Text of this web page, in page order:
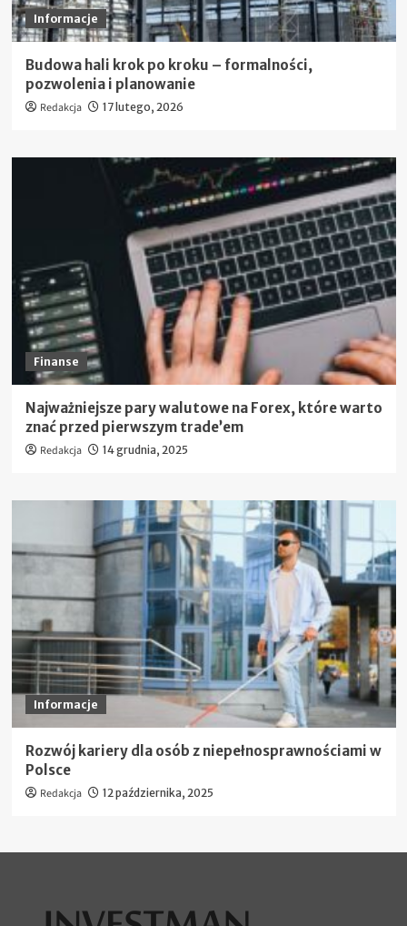
Informacje
Budowa hali krok po kroku – formalności,
pozwolenia i planowanie
Redakcja 17 lutego, 2026
Finanse
Najważniejsze pary walutowe na Forex, które warto
znać przed pierwszym trade’em
Redakcja 14 grudnia, 2025
Informacje
Rozwój kariery dla osób z niepełnosprawnościami w
Polsce
Redakcja 12 października, 2025